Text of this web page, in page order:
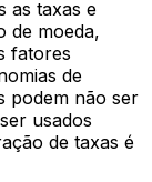
as taxas e
de moeda,
fatores
de
podem não ser
usados
de taxas é